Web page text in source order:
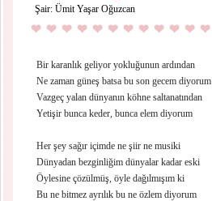
Şair: Ümit Yaşar Oğuzcan
Bir karanlık geliyor yokluğunun ardından
Ne zaman güneş batsa bu son gecem diyorum
Vazgeç yalan dünyanın köhne saltanatından
Yetişir bunca keder, bunca elem diyorum
Her şey sağır içimde ne şiir ne musiki
Dünyadan bezginliğim dünyalar kadar eski
Öylesine çözülmüş, öyle dağılmışım ki
Bu ne bitmez ayrılık bu ne özlem diyorum